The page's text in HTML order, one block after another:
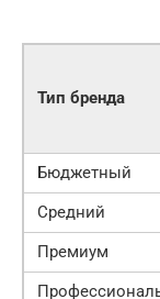
Тип бренда
Бюджетный
Средний
Премиум